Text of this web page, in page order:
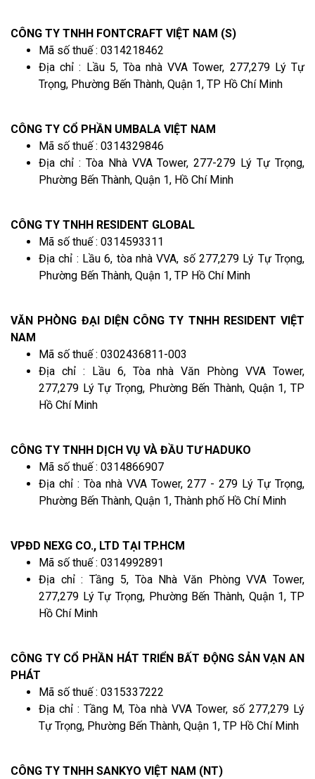
CÔNG TY TNHH FONTCRAFT VIỆT NAM (S)
Mã số thuế : 0314218462
Địa chỉ : Lầu 5, Tòa nhà VVA Tower, 277,279 Lý Tự
Trọng, Phường Bến Thành, Quận 1, TP Hồ Chí Minh
CÔNG TY CỔ PHẦN UMBALA VIỆT NAM
Mã số thuế : 0314329846
Địa chỉ : Tòa Nhà VVA Tower, 277-279 Lý Tự Trọng,
Phường Bến Thành, Quận 1, Hồ Chí Minh
CÔNG TY TNHH RESIDENT GLOBAL
Mã số thuế : 0314593311
Địa chỉ : Lầu 6, tòa nhà VVA, số 277,279 Lý Tự Trọng,
Phường Bến Thành, Quận 1, TP Hồ Chí Minh
VĂN PHÒNG ĐẠI DIỆN CÔNG TY TNHH RESIDENT VIỆT
NAM
Mã số thuế : 0302436811-003
Địa chỉ : Lầu 6, Tòa nhà Văn Phòng VVA Tower,
277,279 Lý Tự Trọng, Phường Bến Thành, Quận 1, TP
Hồ Chí Minh
CÔNG TY TNHH DỊCH VỤ VÀ ĐẦU TƯ HADUKO
Mã số thuế : 0314866907
Địa chỉ : Tòa nhà VVA Tower, 277 - 279 Lý Tự Trọng,
Phường Bến Thành, Quận 1, Thành phố Hồ Chí Minh
VPĐD NEXG CO., LTD TẠI TP.HCM
Mã số thuế : 0314992891
Địa chỉ : Tầng 5, Tòa Nhà Văn Phòng VVA Tower,
277,279 Lý Tự Trọng, Phường Bến Thành, Quận 1, TP
Hồ Chí Minh
CÔNG TY CỔ PHẦN HÁT TRIỂN BẤT ĐỘNG SẢN VẠN AN
PHÁT
Mã số thuế : 0315337222
Địa chỉ : Tầng M, Tòa nhà VVA Tower, số 277,279 Lý
Tự Trọng, Phường Bến Thành, Quận 1, TP Hồ Chí Minh
CÔNG TY TNHH SANKYO VIỆT NAM (NT)